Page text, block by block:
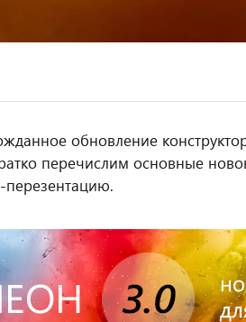
обновление
перечислим основные
перезентацию.